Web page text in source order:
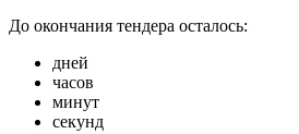
До окончания тендера осталось:
дней
часов
минут
секунд